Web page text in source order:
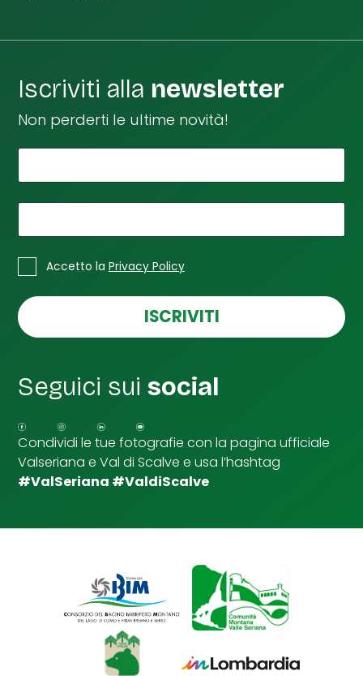
Iscriviti alla newsletter
Non perderti le ultime novità!
m
a
l
*
C
a
e
l
i
u
n
t
a
* Accetto la Privacy Policy
ISCRIVITI
Seguici suisocial
Condividi le tue fotografie con la pagina ufficiale
Valseriana e Val di Scalve e usa l’hashtag
#ValSeriana #ValdiScalve